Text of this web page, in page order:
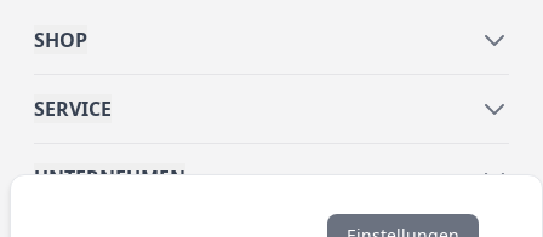
SHOP
SERVICE
UNTERNEHMEN